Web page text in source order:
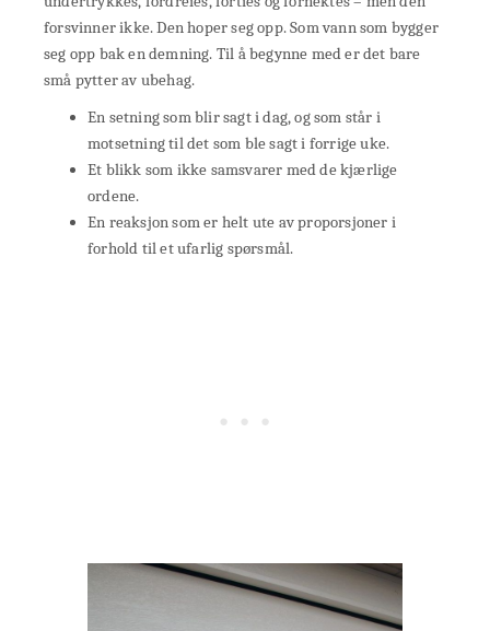
forsvinner ikke. Den hoper seg opp. Som vann som bygger
seg opp bak en demning. Til å begynne med er det bare
små pytter av ubehag.
En setning som blir sagt i dag, og som står i
motsetning til det som ble sagt i forrige uke.
Et blikk som ikke samsvarer med de kjærlige
ordene.
En reaksjon som er helt ute av proporsjoner i
forhold til et ufarlig spørsmål.